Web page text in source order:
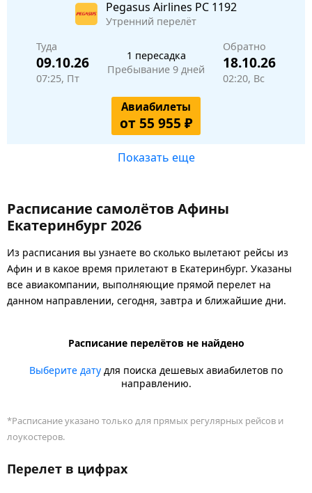
Pegasus Airlines PC 1192
Утренний перелёт
Туда
09.10.26
07:25, Пт
1 пересадка
Пребывание 9 дней
Обратно
18.10.26
02:20, Вс
Авиабилеты
от 55 955 ₽
Показать еще
Расписание самолётов Афины
Екатеринбург 2026
Из расписания вы узнаете во сколько вылетают рейсы из
Афин и в какое время прилетают в Екатеринбург. Указаны
все авиакомпании, выполняющие прямой перелет на
данном направлении, сегодня, завтра и ближайшие дни.
Расписание перелётов не найдено
Выберите дату для поиска дешевых авиабилетов по
направлению.
*Расписание указано только для прямых регулярных рейсов и
лоукостеров.
Перелет в цифрах